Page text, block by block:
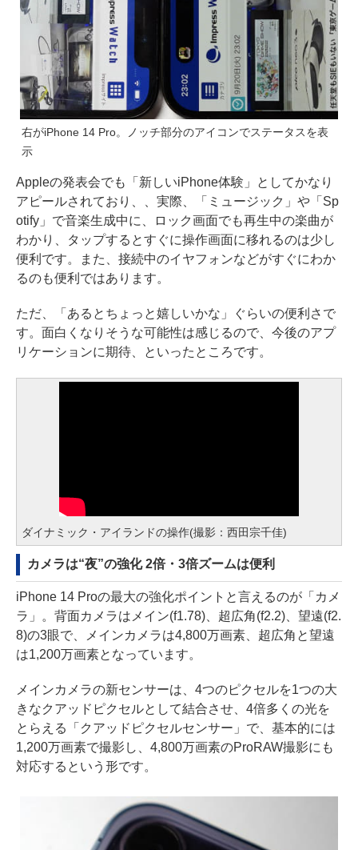
右がiPhone 14 Pro。ノッチ部分のアイコンでステータスを表
示
Appleの発表会でも「新しいiPhone体験」としてかなり
アピールされており、、実際、「ミュージック」や「Sp
otify」で音楽生成中に、ロック画面でも再生中の楽曲が
わかり、タップするとすぐに操作画面に移れるのは少し
便利です。また、接続中のイヤフォンなどがすぐにわか
るのも便利ではあります。
ただ、「あるとちょっと嬉しいかな」ぐらいの便利さで
す。面白くなりそうな可能性は感じるので、今後のアプ
リケーションに期待、といったところです。
ダイナミック・アイランドの操作(撮影：西田宗千佳)
カメラは“夜”の強化 2倍・3倍ズームは便利
iPhone 14 Proの最大の強化ポイントと言えるのが「カメ
ラ」。背面カメラはメイン(f1.78)、超広角(f2.2)、望遠(f2.
8)の3眼で、メインカメラは4,800万画素、超広角と望遠
は1,200万画素となっています。
メインカメラの新センサーは、4つのピクセルを1つの大
きなクアッドピクセルとして結合させ、4倍多くの光を
とらえる「クアッドピクセルセンサー」で、基本的には
1,200万画素で撮影し、4,800万画素のProRAW撮影にも
対応するという形です。